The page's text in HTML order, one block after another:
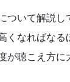
ついて解説
くなればな
が聴こえ方